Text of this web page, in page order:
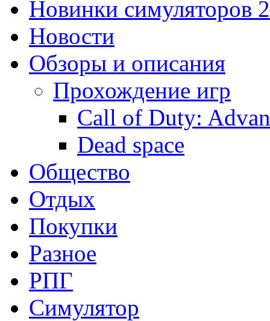
Новинки симуляторов
Новости
Обзоры и описания
Прохождение игр
Call of Duty:
Dead space
Общество
Отдых
Покупки
Разное
РПГ
Симулятор